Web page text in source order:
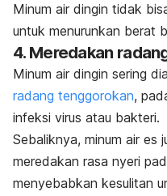
Minum air dingin tidak
untuk menurunkan berat
4. Meredakan
Minum air dingin sering
radang tenggorokan,
infeksi virus atau bakteri.
Sebaliknya, minum air es
meredakan rasa nyeri
menyebabkan kesulitan